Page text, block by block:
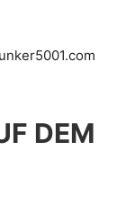
DEM